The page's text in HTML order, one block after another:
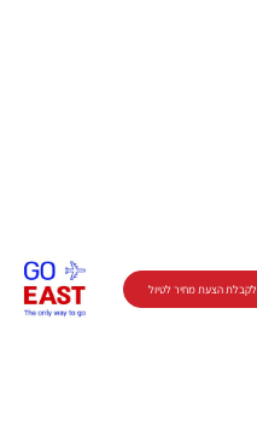
לקבלת הצעת מחיר לטיול